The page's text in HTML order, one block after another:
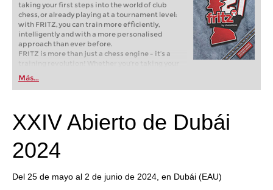
taking your first steps into the world of club
chess, or already playing at a tournament level:
with FRITZ, you can train more efficiently,
intelligently and with a more personalised
approach than ever before.
FRITZ is more than just a chess engine – it’s a
training revolution! Whether you’re taking your
first steps into the world of club chess, or already
playing at a tournament level: with FRITZ, you can
train more efficiently, intelligently and with a
Más...
XXIV Abierto de Dubái
2024
Del 25 de mayo al 2 de junio de 2024, en Dubái (EAU)